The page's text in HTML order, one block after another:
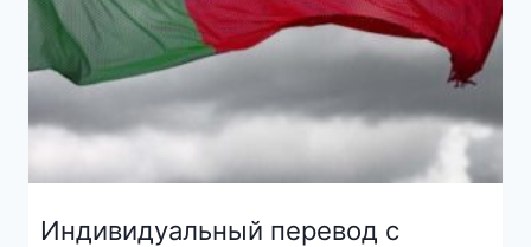
Индивидуальный перевод с